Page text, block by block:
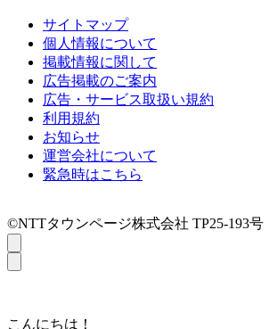
サイトマップ
個人情報について
掲載情報に関して
広告掲載のご案内
広告・サービス取扱い規約
利用規約
お知らせ
運営会社について
緊急時はこちら
©NTTタウンページ株式会社 TP25-193号
こんにちは！